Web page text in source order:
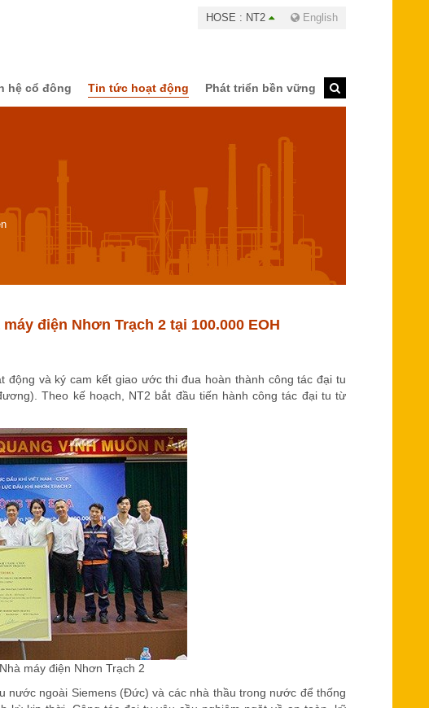
HOSE : NT2 English
hệ cổ đông Tin tức hoạt động Phát triển bền vững
điện Nhơn Trạch 2 tại 100.000 EOH
và ký cam kết giao ước thi đua hoàn thành công tác đại tu
Theo kế hoạch, NT2 bắt đầu tiến hành công tác đại tu từ
máy điện Nhơn Trạch 2
nước ngoài Siemens (Đức) và các nhà thầu trong nước để thống